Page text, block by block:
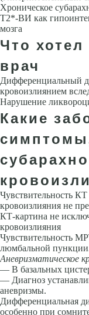
Хроническое
Т2*-ВИ как
мозга
Что
врач
Дифференциальный
кровоизлиянием
Нарушение
Какие
Чувствительность
кровоизлияния не
КТ-картина не
кровоизлияния
Чувствительность
люмбальной
Аневризматическое
— В базальных
— Диагноз
аневризмы.
Дифференциальная
особенно при